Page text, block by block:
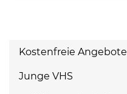
Kostenfreie Angebote
Junge VHS